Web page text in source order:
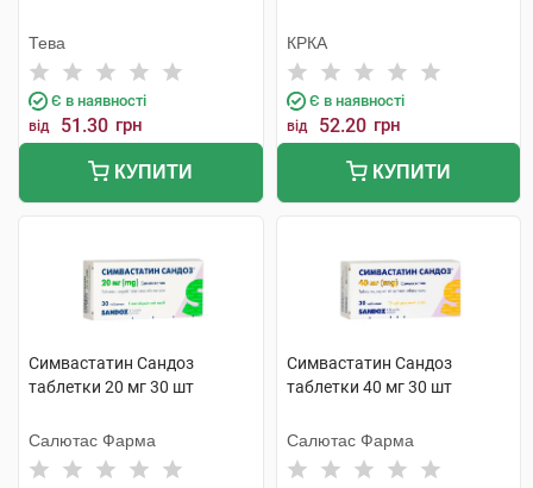
Тева
Є в наявності
від 51.30 грн
КУПИТИ
КРКА
Є в наявності
від 52.20 грн
КУПИТИ
Симвастатин Сандоз
таблетки 20 мг 30 шт
Салютас Фарма
Симвастатин Сандоз
таблетки 40 мг 30 шт
Салютас Фарма